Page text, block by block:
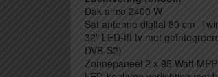
Dak airco 2400 W
Sat antenne digital 80 cm
32″ LED-tft tv met
DVB-S2)
Zonnepaneel 2 x 95 Watt